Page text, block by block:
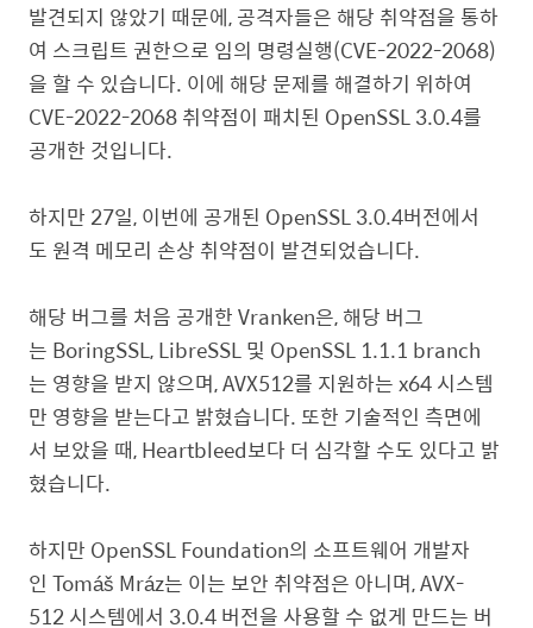
발견되지 않았기 때문에, 공격자들은 해당 취약점을 통하
여 스크립트 권한으로 임의 명령실행(CVE-2022-2068)
을 할 수 있습니다. 이에 해당 문제를 해결하기 위하여
CVE-2022-2068 취약점이 패치된 OpenSSL 3.0.4를
공개한 것입니다.
하지만 27일, 이번에 공개된 OpenSSL 3.0.4버전에서
도 원격 메모리 손상 취약점이 발견되었습니다.
해당 버그를 처음 공개한 Vranken은, 해당 버그
는 BoringSSL, LibreSSL 및 OpenSSL 1.1.1 branch
는 영향을 받지 않으며, AVX512를 지원하는 x64 시스템
만 영향을 받는다고 밝혔습니다. 또한 기술적인 측면에
서 보았을 때, Heartbleed보다 더 심각할 수도 있다고 밝
혔습니다.
하지만 OpenSSL Foundation의 소프트웨어 개발자
인 Tomáš Mráz는 이는 보안 취약점은 아니며, AVX-
512 시스템에서 3.0.4 버전을 사용할 수 없게 만드는 버